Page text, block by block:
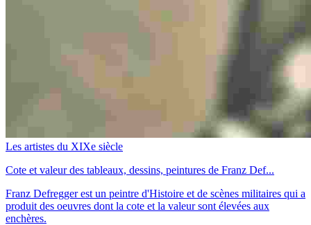
Les artistes du XIXe siècle
Cote et valeur des tableaux, dessins, peintures de Franz Def...
Franz Defregger est un peintre d'Histoire et de scènes militaires qui a
produit des oeuvres dont la cote et la valeur sont élevées aux
enchères.